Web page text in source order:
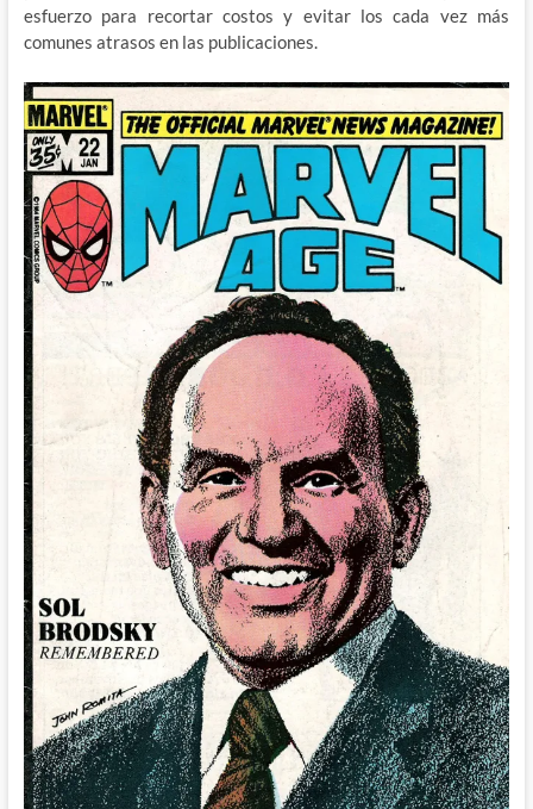
esfuerzo para recortar costos y evitar los cada vez más
comunes atrasos en las publicaciones.